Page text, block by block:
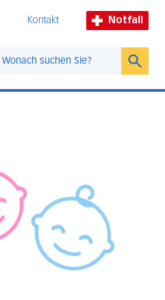
Kontakt Notfall